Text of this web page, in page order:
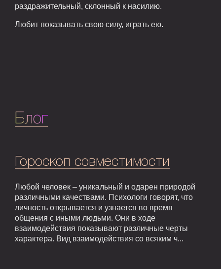
раздражительный, склонный к насилию.
Любит показывать свою силу, играть ею.
Блог
Гороскоп совместимости
Любой человек – уникальный и одарен природой
различными качествами. Психологи говорят, что
личность открывается и узнается во время
общения с иными людьми. Они в ходе
взаимодействия показывают различные черты
характера. Вид взаимодействия со всяким ч...